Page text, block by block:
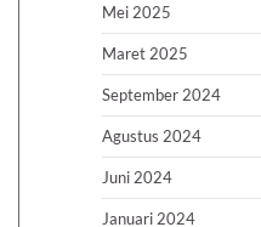
Mei 2025
Maret 2025
September 2024
Agustus 2024
Juni 2024
Januari 2024